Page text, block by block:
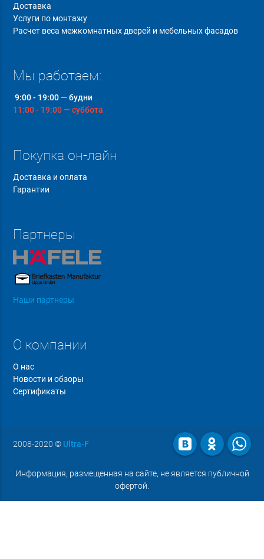
Доставка
Услуги по монтажу
Расчет веса межкомнатных дверей и мебельных фасадов
Мы работаем:
9:00 - 19:00 — будни
11:00 - 19:00 — суббота
Покупка он-лайн
Доставка и оплата
Гарантии
Партнеры
Наши партнеры
О компании
О нас
Новости и обзоры
Сертификаты
2008-2020 © Ultra-F
Информация, размещенная на сайте, не является публичной
офертой.